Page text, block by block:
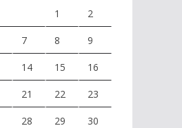
1 2
7 8 9
14 15 16
21 22 23
28 29 30